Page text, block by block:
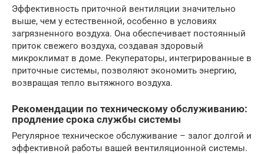
Эффективность приточной вентиляции значительно
выше, чем у естественной, особенно в условиях
загрязненного воздуха. Она обеспечивает постоянный
приток свежего воздуха, создавая здоровый
микроклимат в доме. Рекуператоры, интегрированные в
приточные системы, позволяют экономить энергию,
возвращая тепло вытяжного воздуха.
Рекомендации по техническому обслуживанию:
продление срока службы системы
Регулярное техническое обслуживание – залог долгой и
эффективной работы вашей вентиляционной системы.